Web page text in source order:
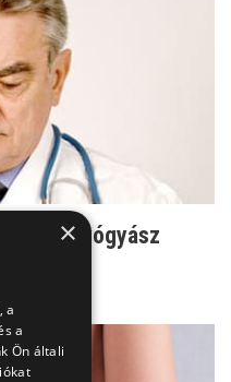
ha bőrgyógyász
×
a
a
Ön általi